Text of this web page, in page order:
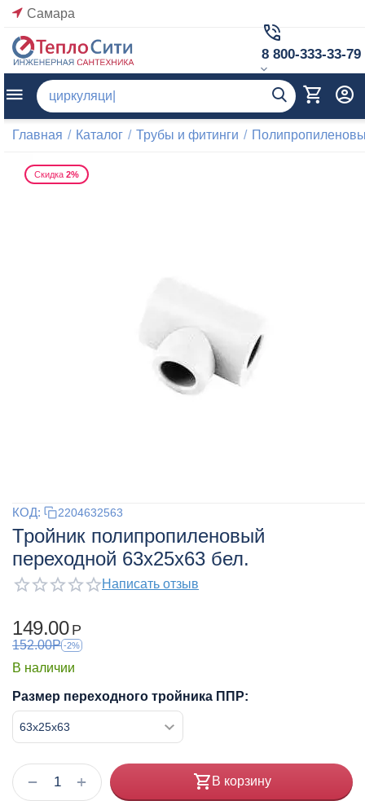
Самара
8 800-333-33-79
Главная / Каталог / Трубы и фитинги /
Скидка 2%
КОД: 2204632563
Тройник полипропиленовый
переходной 63x25x63 бел.
Написать отзыв
149.00 Р
152.00Р -2%
В наличии
Размер переходного тройника ППР:
+
− В корзину